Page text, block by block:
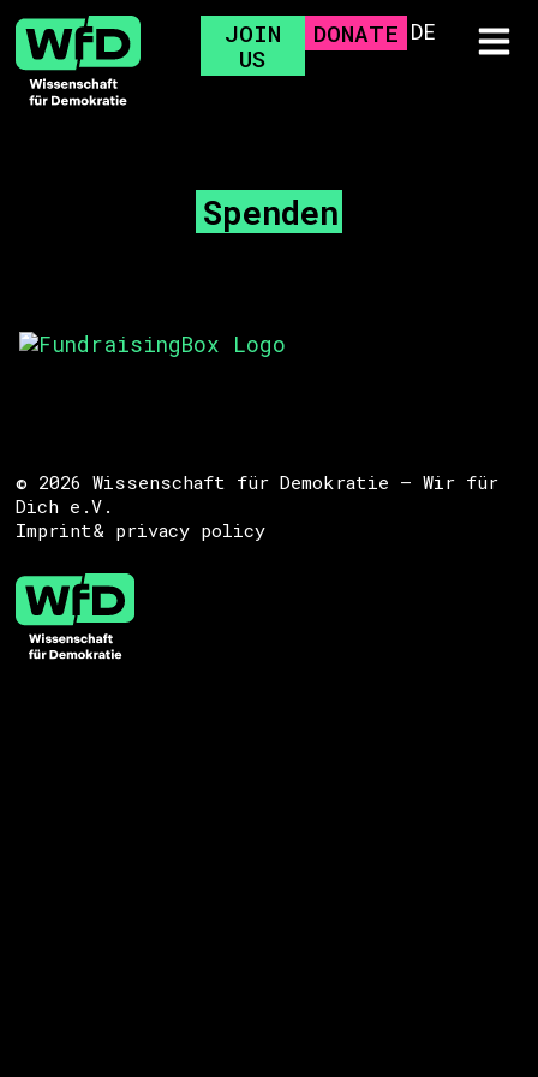
DE
JOIN
US
DONATE
Spenden
© 2026 Wissenschaft für Demokratie – Wir für
Dich e.V.
Imprint& privacy policy